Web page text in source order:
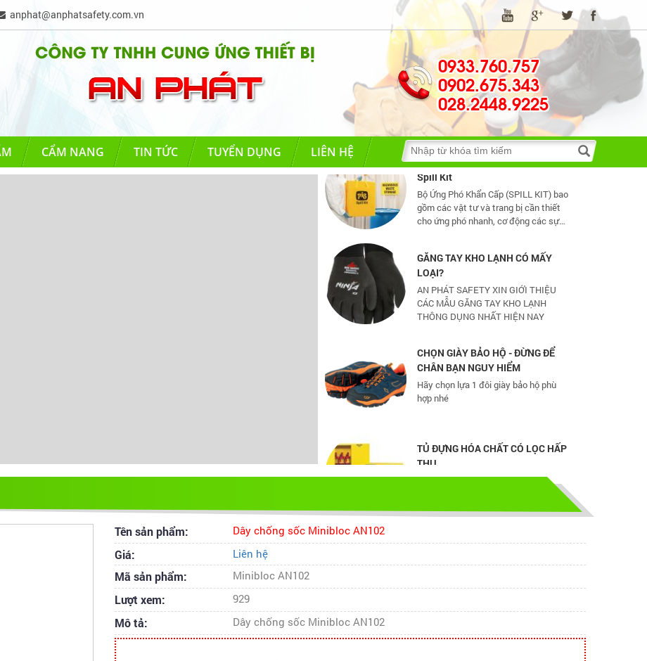
anphat@anphatsafety.com.vn
0933.760.757
0902.675.343
028.2448.9225
CẨM NANG TIN TỨC TUYỂN DỤNG LIÊN HỆ
TIA HỒ QUANG ĐIỆN NGUY HIỂM
THẾ NÀO?
Hồ quang điện đem lại nhiều lợi ích
tuy nhiên nó cũng có một số tác hại
nhất định
Đã kinh doanh xăng dầu là phải có
Spill Kit
Bộ Ứng Phó Khẩn Cấp (SPILL KIT) bao
gồm các vật tư và trang bị cần thiết
cho ứng phó nhanh, cơ động các sự
cố tràn đổ dầu và hoá chất mức vừa
và nhỏ
AN PHÁT SAFETY XIN GIỚI THIỆU
CÁC MẪU GĂNG TAY KHO LẠNH
THÔNG DỤNG NHẤT HIỆN NAY
Hãy chọn lựa 1 đôi giày bảo hộ phù
hợp nhé
TỦ ĐỰNG HÓA CHẤT CÓ LỌC HẤP
THU
bao ho lao dong - Khóa tập huấn
VSLĐ
bao ho lao dong - Khóa tập huấn
quần áo bảo hộ - Hội nghị Mạng
thứ 16
Tên sản phẩm: Dây chống sốc Minibloc AN102
Giá: Liên hệ
Mã sản phẩm: Minibloc AN102
Lượt xem: 929
Mô tả: Dây chống sốc Minibloc AN102